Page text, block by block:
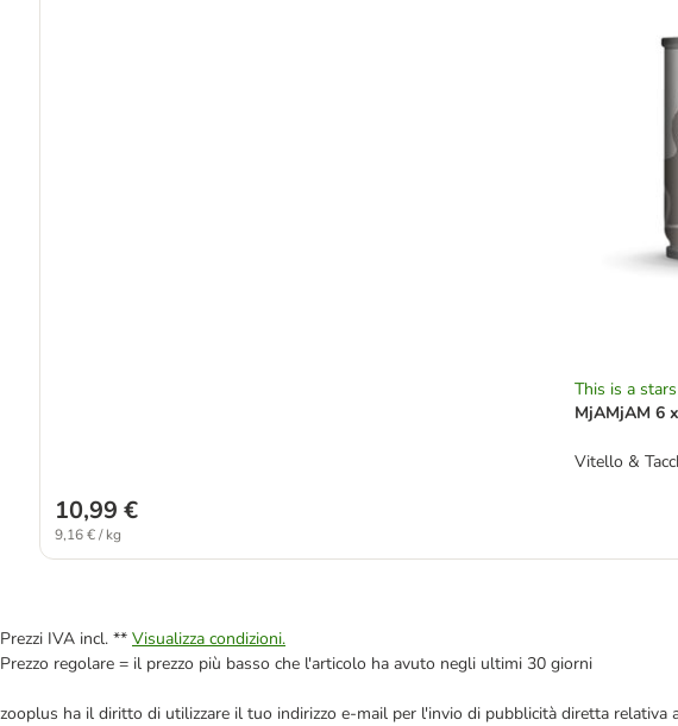
This is a
MjAMjAM 6
Vitello &
10,99 €
9,16 € / kg
Prezzi IVA incl. ** Visualizza condizioni.
Prezzo regolare = il prezzo più basso che l'articolo ha avuto negli ultimi 30 giorni
zooplus ha il diritto di utilizzare il tuo indirizzo e-mail per l'invio di pubblicità diretta